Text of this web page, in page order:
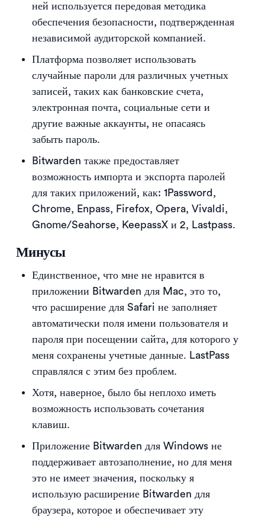
ней используется передовая методика
обеспечения безопасности, подтвержденная
независимой аудиторской компанией.
Платформа позволяет использовать
случайные пароли для различных учетных
записей, таких как банковские счета,
электронная почта, социальные сети и
другие важные аккаунты, не опасаясь
забыть пароль.
Bitwarden также предоставляет
возможность импорта и экспорта паролей
для таких приложений, как: 1Password,
Chrome, Enpass, Firefox, Opera, Vivaldi,
Gnome/Seahorse, KeepassX и 2, Lastpass.
Минусы
Единственное, что мне не нравится в
приложении Bitwarden для Mac, это то,
что расширение для Safari не заполняет
автоматически поля имени пользователя и
пароля при посещении сайта, для которого у
меня сохранены учетные данные. LastPass
справлялся с этим без проблем.
Хотя, наверное, было бы неплохо иметь
возможность использовать сочетания
клавиш.
Приложение Bitwarden для Windows не
поддерживает автозаполнение, но для меня
это не имеет значения, поскольку я
использую расширение Bitwarden для
браузера, которое и обеспечивает эту